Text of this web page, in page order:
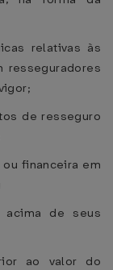
relativas às
resseguradores
de resseguro
financeira em
acima de seus
ao valor do